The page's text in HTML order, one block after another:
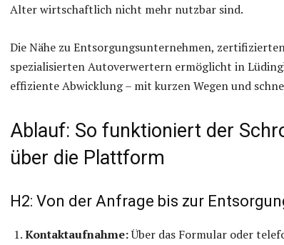
Alter wirtschaftlich nicht mehr nutzbar sind.
Die Nähe zu Entsorgungsunternehmen,
spezialisierten Autoverwertern ermöglicht in
effiziente Abwicklung – mit kurzen Wegen und
Ablauf: So funktioniert der
über die Plattform
H2: Von der Anfrage bis zur
Kontaktaufnahme:Über das Formular oder